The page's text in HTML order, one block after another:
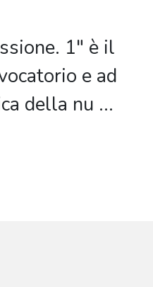
1" è il
e ad
della nu ...